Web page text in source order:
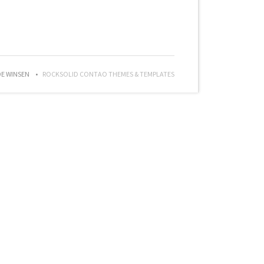
WINSEN ROCKSOLID CONTAO THEMES & TEMPLATES